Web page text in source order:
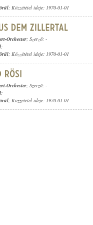
; Közzététel ideje: 1970-01-01
Orchester; Szerző: -
;
; Közzététel ideje: 1970-01-01
Orchester; Szerző: -
;
; Közzététel ideje: 1970-01-01